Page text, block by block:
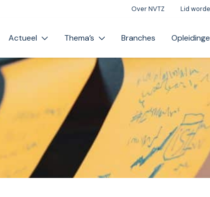
Over NVTZ Lid
Actueel Thema’s Branches